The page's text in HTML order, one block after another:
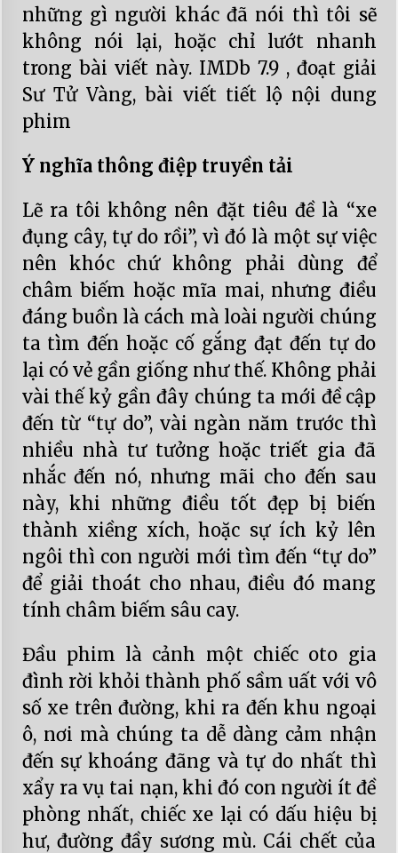
những gì người khác đã nói thì tôi sẽ
không nói lại, hoặc chỉ lướt nhanh
trong bài viết này. IMDb 7.9 , đoạt giải
Sư Tử Vàng, bài viết tiết lộ nội dung
phim
Ý nghĩa thông điệp truyền tải
Lẽ ra tôi không nên đặt tiêu đề là “xe
đụng cây, tự do rồi”, vì đó là một sự việc
nên khóc chứ không phải dùng để
châm biếm hoặc mĩa mai, nhưng điều
đáng buồn là cách mà loài người chúng
ta tìm đến hoặc cố gắng đạt đến tự do
lại có vẻ gần giống như thế. Không phải
vài thế kỷ gần đây chúng ta mới đề cập
đến từ “tự do”, vài ngàn năm trước thì
nhiều nhà tư tưởng hoặc triết gia đã
nhắc đến nó, nhưng mãi cho đến sau
này, khi những điều tốt đẹp bị biến
thành xiềng xích, hoặc sự ích kỷ lên
ngôi thì con người mới tìm đến “tự do”
để giải thoát cho nhau, điều đó mang
tính châm biếm sâu cay.
Đầu phim là cảnh một chiếc oto gia
đình rời khỏi thành phố sầm uất với vô
số xe trên đường, khi ra đến khu ngoại
ô, nơi mà chúng ta dễ dàng cảm nhận
đến sự khoáng đãng và tự do nhất thì
xẩy ra vụ tai nạn, khi đó con người ít đề
phòng nhất, chiếc xe lại có dấu hiệu bị
hư, đường đầy sương mù. Cái chết của